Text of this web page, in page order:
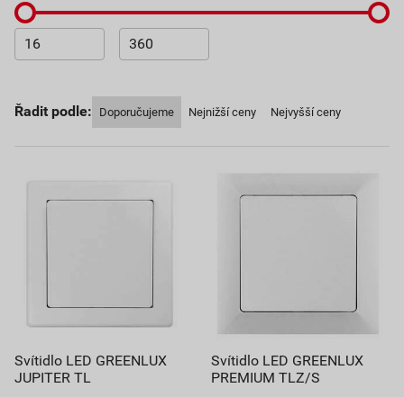
Řadit podle: Doporučujeme Nejnižší ceny Nejvyšší ceny
Svítidlo LED GREENLUX
JUPITER TL
Svítidlo LED GREENLUX
PREMIUM TLZ/S